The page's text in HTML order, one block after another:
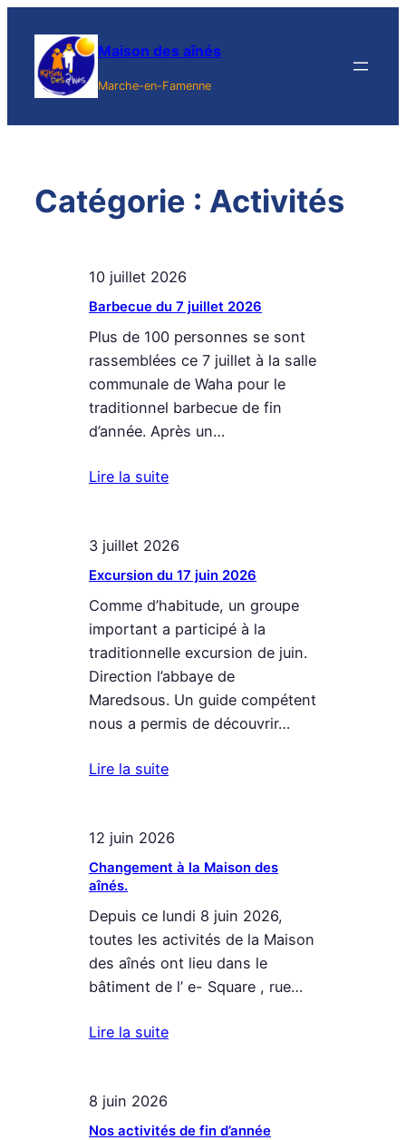
contenu
Maison des aînés
Marche-en-Famenne
Catégorie : Activités
10 juillet 2026
Barbecue du 7 juillet 2026
Plus de 100 personnes se sont
rassemblées ce 7 juillet à la salle
communale de Waha pour le
traditionnel barbecue de fin
d’année. Après un…
Lire la suite
3 juillet 2026
Excursion du 17 juin 2026
Comme d’habitude, un groupe
important a participé à la
traditionnelle excursion de juin.
Direction l’abbaye de
Maredsous. Un guide compétent
nous a permis de découvrir…
Lire la suite
12 juin 2026
Changement à la Maison des
aînés.
Depuis ce lundi 8 juin 2026,
toutes les activités de la Maison
des aînés ont lieu dans le
bâtiment de l’ e- Square , rue…
Lire la suite
8 juin 2026
Nos activités de fin d’année